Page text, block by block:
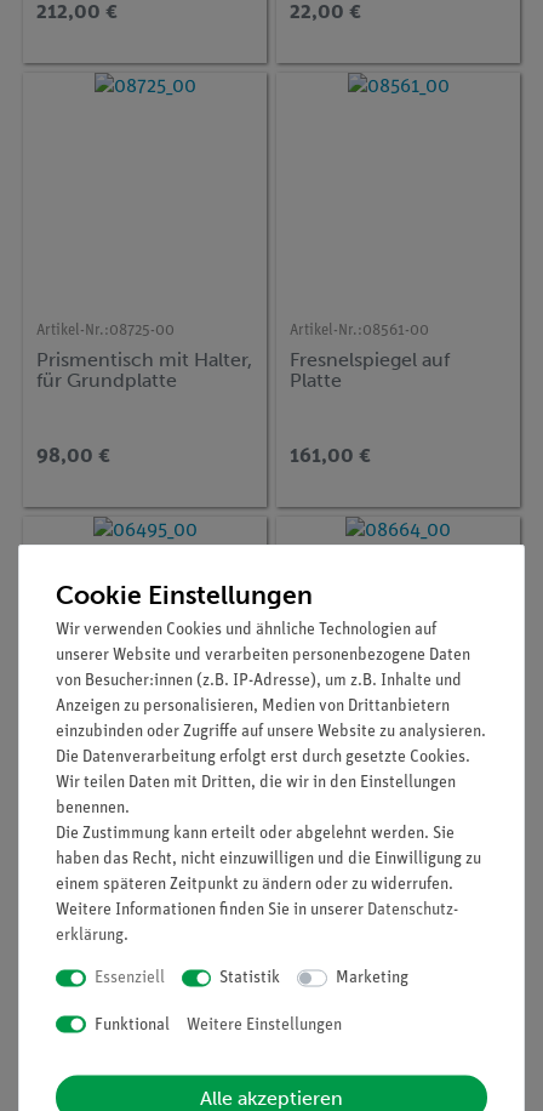
212,00 € 22,00 €
Artikel-Nr.:08725-00
Prismentisch mit Halter,
für Grundplatte
98,00 €
Artikel-Nr.:08561-00
Fresnelspiegel auf
Platte
161,00 €
Artikel-Nr.: 06495-00
Polschuhe, durchbohrt,
für Eisenkern, U-förmig
148,00 €
Artikel-Nr.:08664-00
Glimmer
291,00 €
Cookie Einstellungen
Wir verwenden Cookies und ähnliche Technologien auf
unserer Website und verarbeiten personenbezogene Daten
von Besucher:innen (z.B. IP-Adresse), um z.B. Inhalte und
Anzeigen zu personalisieren, Medien von Drittanbietern
einzubinden oder Zugriffe auf unsere Website zu analysieren.
Die Datenverarbeitung erfolgt erst durch gesetzte Cookies.
Wir teilen Daten mit Dritten, die wir in den Einstellungen
benennen.
Die Zustimmung kann erteilt oder abgelehnt werden. Sie
haben das Recht, nicht einzuwilligen und die Einwilligung zu
einem späteren Zeitpunkt zu ändern oder zu widerrufen.
Weitere Informationen finden Sie in unserer Daten­schutz­
erklärung.
Essenziell Statistik Marketing
Funktional Weitere Einstellungen
Alle akzeptieren